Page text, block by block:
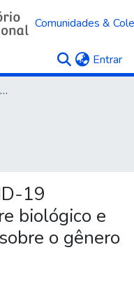
Comunidades &
Entrar
Teses, Dissertações e Relatórios
19
biológico e
o gênero